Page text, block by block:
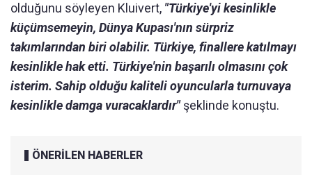
olduğunu söyleyen Kluivert, "Türkiye'yi kesinlikle
küçümsemeyin, Dünya Kupası'nın sürpriz
takımlarından biri olabilir. Türkiye, finallere katılmayı
kesinlikle hak etti. Türkiye'nin başarılı olmasını çok
isterim. Sahip olduğu kaliteli oyuncularla turnuvaya
kesinlikle damga vuracaklardır"şeklinde konuştu.
ÖNERİLEN HABERLER